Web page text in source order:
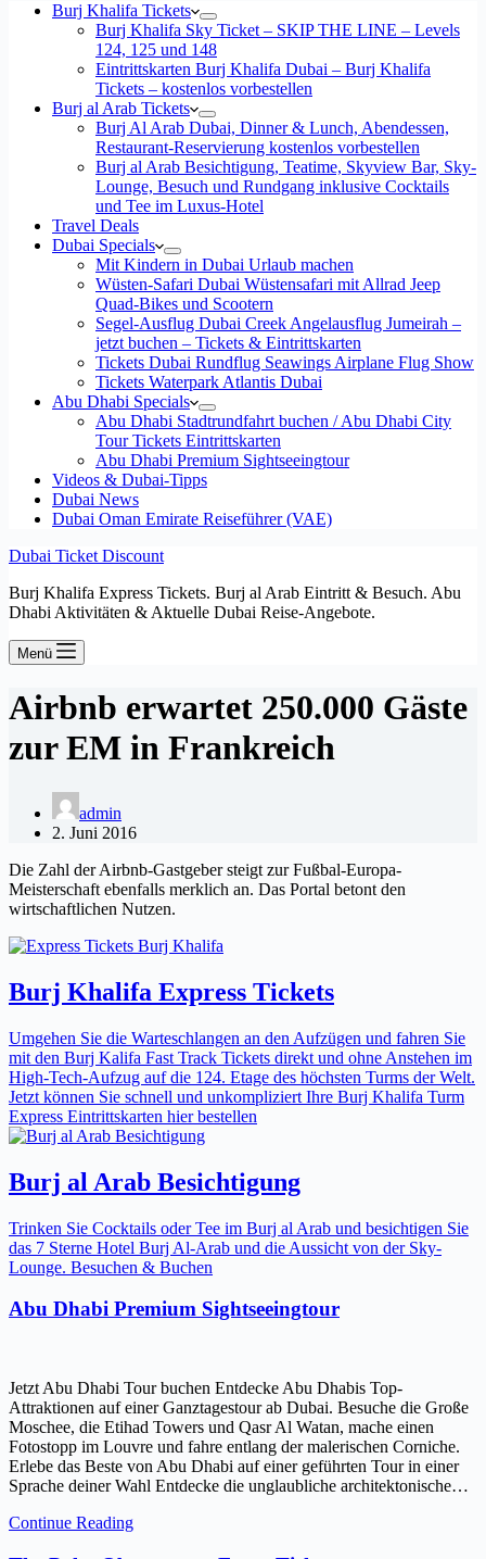
Burj Khalifa Tickets
Burj Khalifa Sky Ticket – SKIP THE LINE – Levels
124, 125 und 148
Eintrittskarten Burj Khalifa Dubai – Burj Khalifa
Tickets – kostenlos vorbestellen
Burj al Arab Tickets
Burj Al Arab Dubai, Dinner & Lunch, Abendessen,
Restaurant-Reservierung kostenlos vorbestellen
Burj al Arab Besichtigung, Teatime, Skyview Bar, Sky-
Lounge, Besuch und Rundgang inklusive Cocktails
und Tee im Luxus-Hotel
Travel Deals
Dubai Specials
Mit Kindern in Dubai Urlaub machen
Wüsten-Safari Dubai Wüstensafari mit Allrad Jeep
Quad-Bikes und Scootern
Segel-Ausflug Dubai Creek Angelausflug Jumeirah –
jetzt buchen – Tickets & Eintrittskarten
Tickets Dubai Rundflug Seawings Airplane Flug Show
Tickets Waterpark Atlantis Dubai
Abu Dhabi Specials
Abu Dhabi Stadtrundfahrt buchen / Abu Dhabi City
Tour Tickets Eintrittskarten
Abu Dhabi Premium Sightseeingtour
Videos & Dubai-Tipps
Dubai News
Dubai Oman Emirate Reiseführer (VAE)
Dubai Ticket Discount
Burj Khalifa Express Tickets. Burj al Arab Eintritt & Besuch. Abu
Dhabi Aktivitäten & Aktuelle Dubai Reise-Angebote.
Menü
Airbnb erwartet 250.000 Gäste
zur EM in Frankreich
admin
2. Juni 2016
Die Zahl der Airbnb-Gastgeber steigt zur Fußbal-Europa-
Meisterschaft ebenfalls merklich an. Das Portal betont den
wirtschaftlichen Nutzen.
Burj Khalifa Express Tickets
Umgehen Sie die Warteschlangen an den Aufzügen und fahren Sie
mit den Burj Kalifa Fast Track Tickets direkt und ohne Anstehen im
High-Tech-Aufzug auf die 124. Etage des höchsten Turms der Welt.
Jetzt können Sie schnell und unkompliziert Ihre Burj Khalifa Turm
Express Eintrittskarten hier bestellen
Burj al Arab Besichtigung
Trinken Sie Cocktails oder Tee im Burj al Arab und besichtigen Sie
das 7 Sterne Hotel Burj Al-Arab und die Aussicht von der Sky-
Lounge. Besuchen & Buchen
Abu Dhabi Premium Sightseeingtour
Jetzt Abu Dhabi Tour buchen Entdecke Abu Dhabis Top-
Attraktionen auf einer Ganztagestour ab Dubai. Besuche die Große
Moschee, die Etihad Towers und Qasr Al Watan, mache einen
Fotostopp im Louvre und fahre entlang der malerischen Corniche.
Erlebe das Beste von Abu Dhabi auf einer geführten Tour in einer
Sprache deiner Wahl Entdecke die unglaubliche architektonische…
Continue Reading